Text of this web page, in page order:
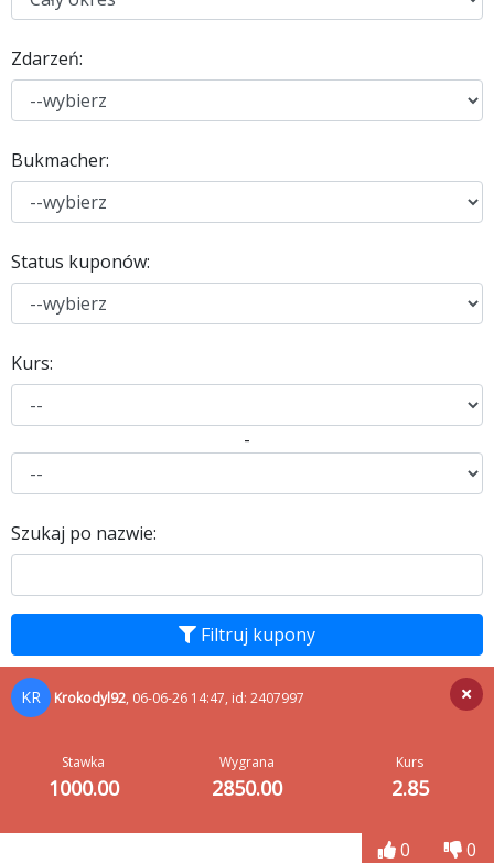
Zdarzeń:
Bukmacher:
Status kuponów:
Kurs:
-
Szukaj po nazwie:
Filtruj kupony
KR Krokodyl92, 06-06-26 14:47, id: 2407997
Stawka
1000.00
Wygrana
2850.00
Kurs
2.85
0 0